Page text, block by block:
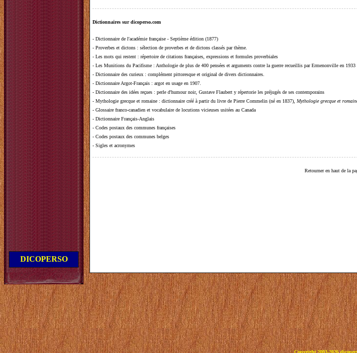
DICOPERSO
Dictionnaires sur dicoperso.com
- Dictionnaire de l'académie française - Septième édition (1877)
- Proverbes et dictons : sélection de proverbes et de dictons classés par thème.
- Les mots qui restent : répertoire de citations françaises, expressions et formules proverbiales
- Les Munitions du Pacifisme : Anthologie de plus de 400 pensées et arguments contre la guerre recueillis par Ermenonville en 1933
- Dictionnaire des curieux : complément pittoresque et original de divers dictionnaires.
- Dictionnaire Argot-Français : argot en usage en 1907.
- Dictionnaire des idées reçues : perle d'humour noir, Gustave Flaubert y répertorie les préjugés de ses contemporains
- Mythologie grecque et romaine : dictionnaire créé à partir du livre de Pierre Commelin (né en 1837), Mythologie grecque et
- Glossaire franco-canadien et vocabulaire de locutions vicieuses usitées au Canada
- Dictionnaire Français-Anglais
- Codes postaux des communes françaises
- Codes postaux des communes belges
- Sigles et acronymes
Retourner en haut de la
Copyright 2003-2026